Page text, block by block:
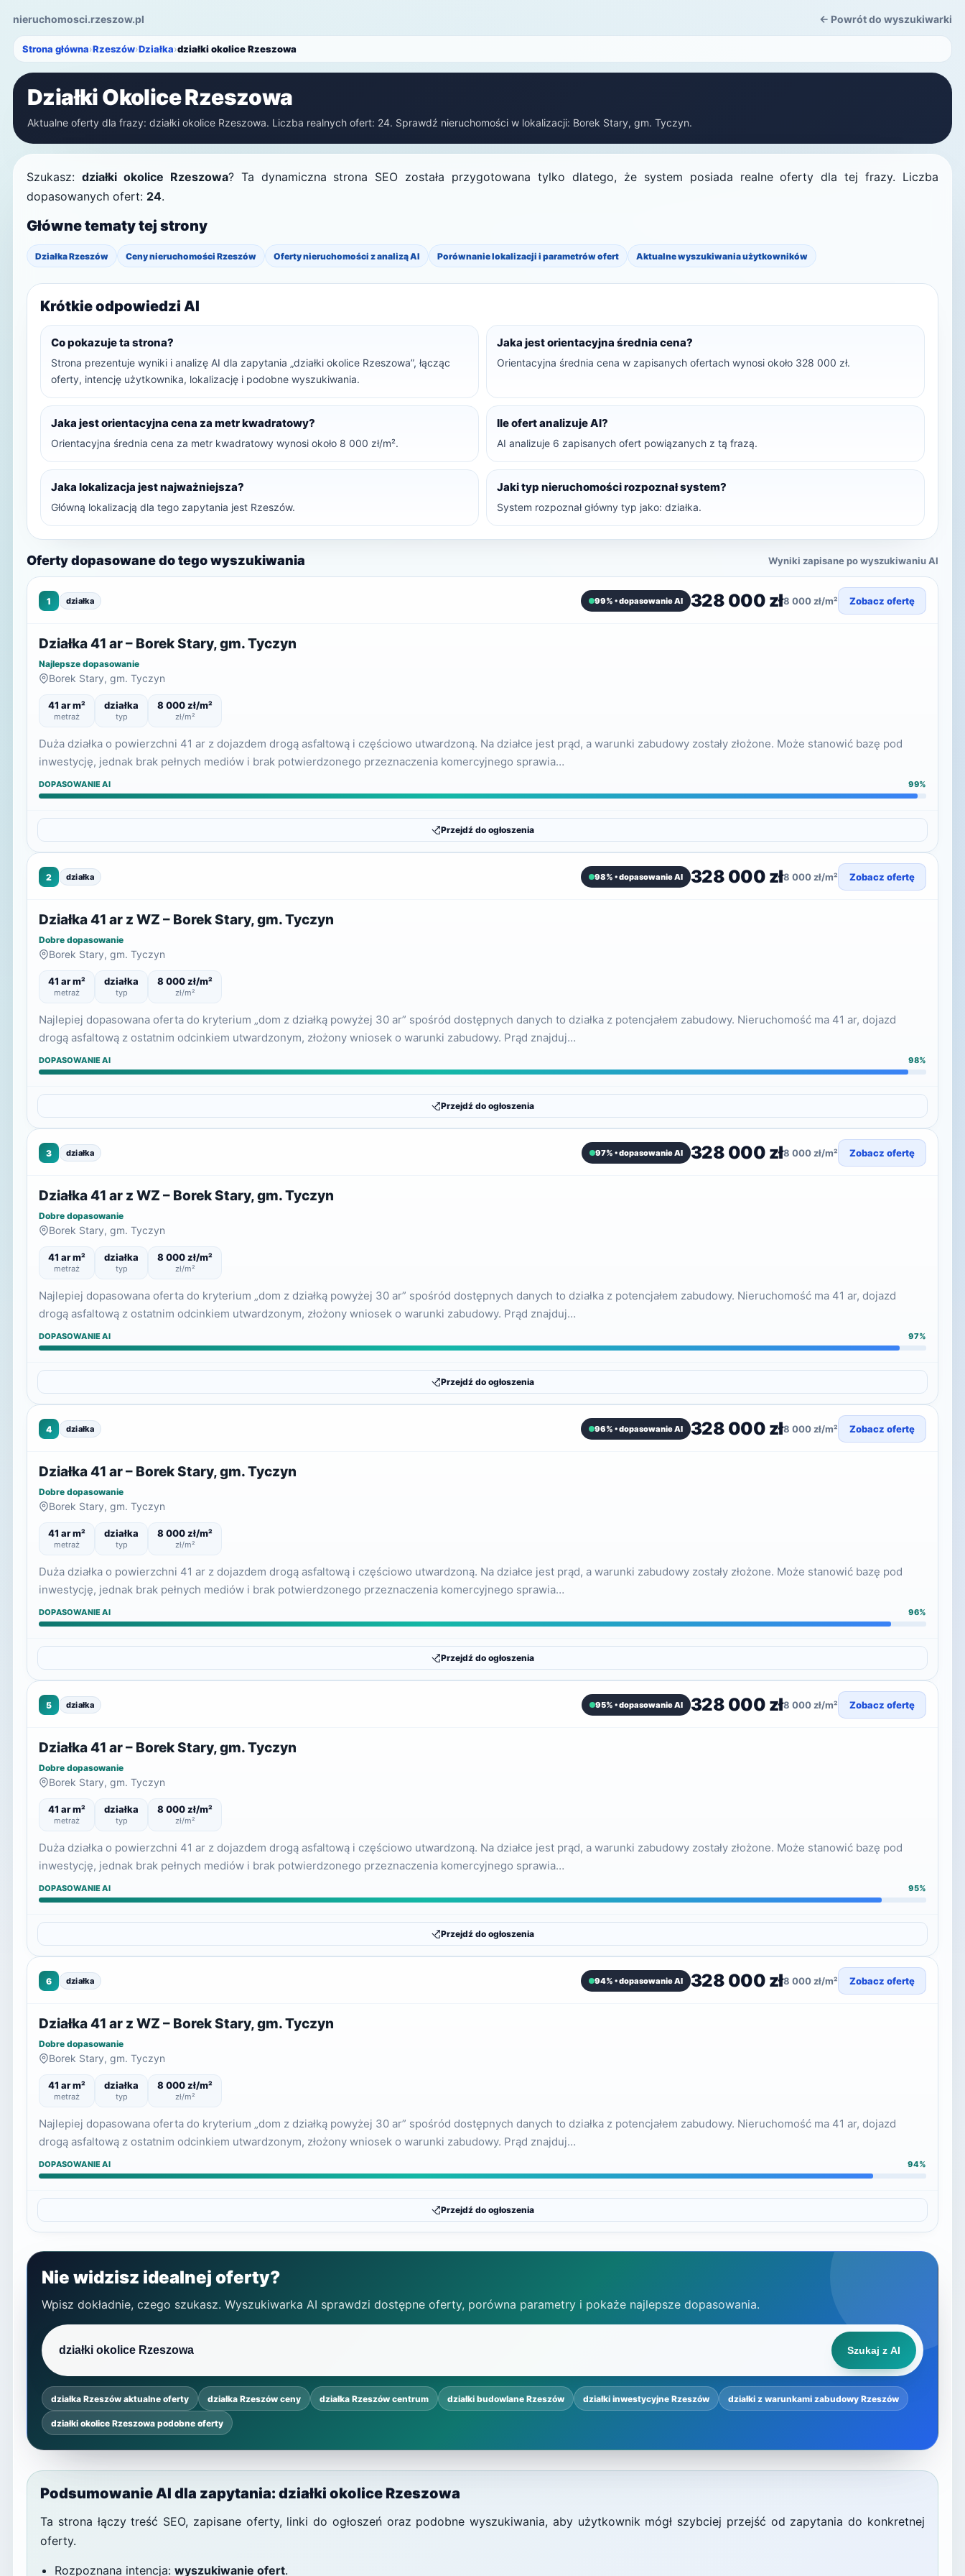
nieruchomosci.rzeszow.pl ← Powrót do wyszukiwarki
Strona główna›Rzeszów›Działka›działki okolice Rzeszowa
Działki Okolice Rzeszowa
Aktualne oferty dla frazy: działki okolice Rzeszowa. Liczba realnych ofert: 24. Sprawdź nieruchomości w lokalizacji: Borek Stary, gm. Tyczyn.
Szukasz: działki okolice Rzeszowa? Ta dynamiczna strona SEO została przygotowana tylko dlatego, że system posiada realne oferty dla tej frazy. Liczba
dopasowanych ofert: 24.
Główne tematy tej strony
Działka Rzeszów Ceny nieruchomości Rzeszów Oferty nieruchomości z analizą AI Porównanie lokalizacji i parametrów ofert Aktualne wyszukiwania użytkowników
Krótkie odpowiedzi AI
Co pokazuje ta strona?
Strona prezentuje wyniki i analizę AI dla zapytania „działki okolice Rzeszowa”, łącząc
oferty, intencję użytkownika, lokalizację i podobne wyszukiwania.
Jaka jest orientacyjna średnia cena?
Orientacyjna średnia cena w zapisanych ofertach wynosi około 328 000 zł.
Jaka jest orientacyjna cena za metr kwadratowy?
Orientacyjna średnia cena za metr kwadratowy wynosi około 8 000 zł/m².
Ile ofert analizuje AI?
AI analizuje 6 zapisanych ofert powiązanych z tą frazą.
Jaka lokalizacja jest najważniejsza?
Główną lokalizacją dla tego zapytania jest Rzeszów.
Jaki typ nieruchomości rozpoznał system?
System rozpoznał główny typ jako: działka.
Oferty dopasowane do tego wyszukiwania Wyniki zapisane po wyszukiwaniu AI
1 działka 99% • dopasowanie AI 328 000 zł8 000 zł/m² Zobacz ofertę
Działka 41 ar – Borek Stary, gm. Tyczyn
Najlepsze dopasowanie
Borek Stary, gm. Tyczyn
41 ar m²
metraż
działka
typ
8 000 zł/m²
zł/m²
Duża działka o powierzchni 41 ar z dojazdem drogą asfaltową i częściowo utwardzoną. Na działce jest prąd, a warunki zabudowy zostały złożone. Może stanowić bazę pod
inwestycję, jednak brak pełnych mediów i brak potwierdzonego przeznaczenia komercyjnego sprawia…
DOPASOWANIE AI 99%
Przejdź do ogłoszenia
2 działka 98% • dopasowanie AI 328 000 zł8 000 zł/m² Zobacz ofertę
Działka 41 ar z WZ – Borek Stary, gm. Tyczyn
Dobre dopasowanie
Borek Stary, gm. Tyczyn
41 ar m²
metraż
działka
typ
8 000 zł/m²
zł/m²
Najlepiej dopasowana oferta do kryterium „dom z działką powyżej 30 ar” spośród dostępnych danych to działka z potencjałem zabudowy. Nieruchomość ma 41 ar, dojazd
drogą asfaltową z ostatnim odcinkiem utwardzonym, złożony wniosek o warunki zabudowy. Prąd znajduj…
DOPASOWANIE AI 98%
Przejdź do ogłoszenia
3 działka 97% • dopasowanie AI 328 000 zł8 000 zł/m² Zobacz ofertę
Działka 41 ar z WZ – Borek Stary, gm. Tyczyn
Dobre dopasowanie
Borek Stary, gm. Tyczyn
41 ar m²
metraż
działka
typ
8 000 zł/m²
zł/m²
Najlepiej dopasowana oferta do kryterium „dom z działką powyżej 30 ar” spośród dostępnych danych to działka z potencjałem zabudowy. Nieruchomość ma 41 ar, dojazd
drogą asfaltową z ostatnim odcinkiem utwardzonym, złożony wniosek o warunki zabudowy. Prąd znajduj…
DOPASOWANIE AI 97%
Przejdź do ogłoszenia
4 działka 96% • dopasowanie AI 328 000 zł8 000 zł/m² Zobacz ofertę
Działka 41 ar – Borek Stary, gm. Tyczyn
Dobre dopasowanie
Borek Stary, gm. Tyczyn
41 ar m²
metraż
działka
typ
8 000 zł/m²
zł/m²
Duża działka o powierzchni 41 ar z dojazdem drogą asfaltową i częściowo utwardzoną. Na działce jest prąd, a warunki zabudowy zostały złożone. Może stanowić bazę pod
inwestycję, jednak brak pełnych mediów i brak potwierdzonego przeznaczenia komercyjnego sprawia…
DOPASOWANIE AI 96%
Przejdź do ogłoszenia
5 działka 95% • dopasowanie AI 328 000 zł8 000 zł/m² Zobacz ofertę
Działka 41 ar – Borek Stary, gm. Tyczyn
Dobre dopasowanie
Borek Stary, gm. Tyczyn
41 ar m²
metraż
działka
typ
8 000 zł/m²
zł/m²
Duża działka o powierzchni 41 ar z dojazdem drogą asfaltową i częściowo utwardzoną. Na działce jest prąd, a warunki zabudowy zostały złożone. Może stanowić bazę pod
inwestycję, jednak brak pełnych mediów i brak potwierdzonego przeznaczenia komercyjnego sprawia…
DOPASOWANIE AI 95%
Przejdź do ogłoszenia
6 działka 94% • dopasowanie AI 328 000 zł8 000 zł/m² Zobacz ofertę
Działka 41 ar z WZ – Borek Stary, gm. Tyczyn
Dobre dopasowanie
Borek Stary, gm. Tyczyn
41 ar m²
metraż
działka
typ
8 000 zł/m²
zł/m²
Najlepiej dopasowana oferta do kryterium „dom z działką powyżej 30 ar” spośród dostępnych danych to działka z potencjałem zabudowy. Nieruchomość ma 41 ar, dojazd
drogą asfaltową z ostatnim odcinkiem utwardzonym, złożony wniosek o warunki zabudowy. Prąd znajduj…
DOPASOWANIE AI 94%
Przejdź do ogłoszenia
Nie widzisz idealnej oferty?
Wpisz dokładnie, czego szukasz. Wyszukiwarka AI sprawdzi dostępne oferty, porówna parametry i pokaże najlepsze dopasowania.
Szukaj z AI
działka Rzeszów aktualne oferty działka Rzeszów ceny działka Rzeszów centrum działki budowlane Rzeszów działki inwestycyjne Rzeszów działki z warunkami zabudowy Rzeszów
działki okolice Rzeszowa podobne oferty
Podsumowanie AI dla zapytania: działki okolice Rzeszowa
Ta strona łączy treść SEO, zapisane oferty, linki do ogłoszeń oraz podobne wyszukiwania, aby użytkownik mógł szybciej przejść od zapytania do konkretnej
oferty.
Rozpoznana intencja: wyszukiwanie ofert.